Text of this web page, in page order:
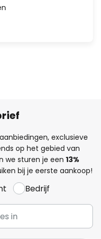
exclusieve
op het gebied van
we sturen je een 13%
bij je eerste aankoop!
Bedrijf